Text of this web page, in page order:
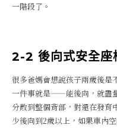
一階段了。
2-2 後向式安全座
很多爸媽會想說孩子兩歲後是
一件事就是——能後向，就盡
分散到整個背部，對還在發育
少後向到2歲以上，如果車內